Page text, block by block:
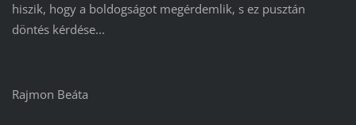
hiszik, hogy a boldogságot megérdemlik, s ez pusztán
döntés kérdése...
Rajmon Beáta